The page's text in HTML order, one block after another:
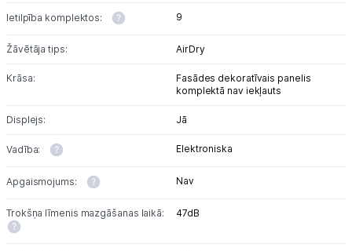
Ietilpība komplektos: 9
Žāvētāja tips: AirDry
Krāsa:
Fasādes dekoratīvais panelis
komplektā nav iekļauts
Displejs: Jā
Vadība: Elektroniska
Apgaismojums: Nav
Trokšņa līmenis mazgāšanas laikā: 47dB